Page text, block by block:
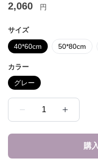
2,060 円
サイズ
40*60cm 50*80cm
カラー
グレー
1
購